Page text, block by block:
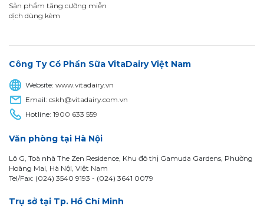
Sản phẩm tăng cường miễn
dịch dùng kèm
Công Ty Cổ Phần Sữa VitaDairy Việt Nam
Website:www.vitadairy.vn
Email:cskh@vitadairy.com.vn
Hotline:1900 633 559
Văn phòng tại Hà Nội
Lô G, Toà nhà The Zen Residence, Khu đô thị Gamuda Gardens, Phường
Hoàng Mai, Hà Nội, Việt Nam
Tel/Fax: (024) 3540 9193 - (024) 3641 0079
Trụ sở tại Tp. Hồ Chí Minh